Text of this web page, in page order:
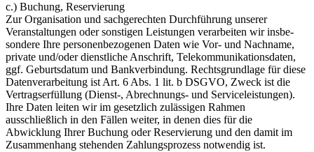
c.) Buchung, Reservierung
Zur Organisation und sachgerechten Durchführung unserer
Veranstaltungen oder sonstigen Leistungen verarbeiten wir insbe-
sondere Ihre personenbezogenen Daten wie Vor- und Nachname,
private und/oder dienstliche Anschrift, Telekommunikationsdaten,
ggf. Geburtsdatum und Bankverbindung. Rechtsgrundlage für diese
Datenverarbeitung ist Art. 6 Abs. 1 lit. b DSGVO, Zweck ist die
Vertragserfüllung (Dienst-, Abrechnungs- und Serviceleistungen).
Ihre Daten leiten wir im gesetzlich zulässigen Rahmen
ausschließlich in den Fällen weiter, in denen dies für die
Abwicklung Ihrer Buchung oder Reservierung und den damit im
Zusammenhang stehenden Zahlungsprozess notwendig ist.